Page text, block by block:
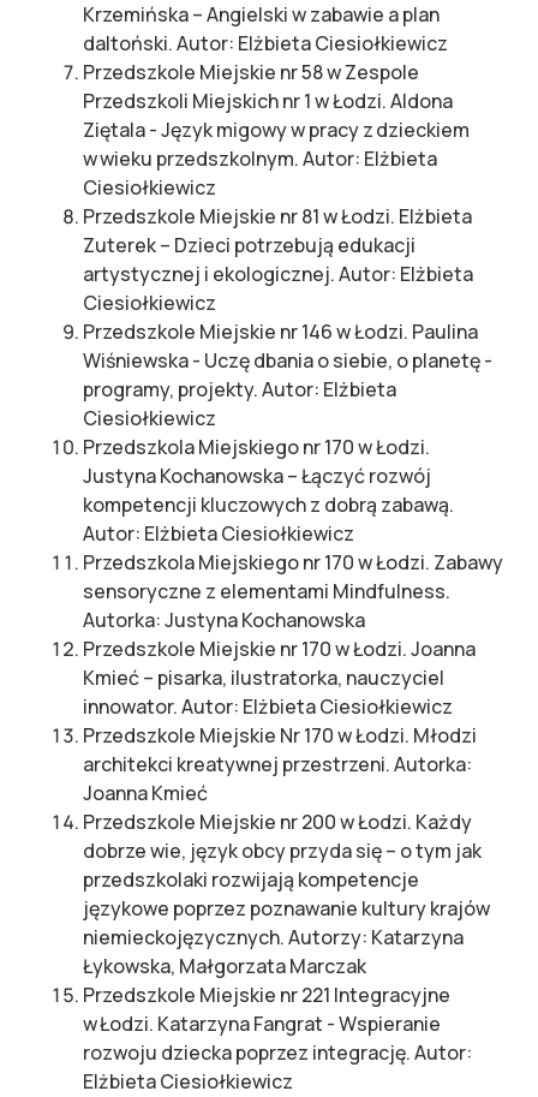
Krzemińska – Angielski w zabawie a plan
daltoński. Autor: Elżbieta Ciesiołkiewicz
Przedszkole Miejskie nr 58 w Zespole
Przedszkoli Miejskich nr 1 w Łodzi. Aldona
Ziętala - Język migowy w pracy z dzieckiem
w wieku przedszkolnym. Autor: Elżbieta
Ciesiołkiewicz
Przedszkole Miejskie nr 81 w Łodzi. Elżbieta
Zuterek – Dzieci potrzebują edukacji
artystycznej i ekologicznej. Autor: Elżbieta
Ciesiołkiewicz
Przedszkole Miejskie nr 146 w Łodzi. Paulina
Wiśniewska - Uczę dbania o siebie, o planetę -
programy, projekty. Autor: Elżbieta
Ciesiołkiewicz
Przedszkola Miejskiego nr 170 w Łodzi.
Justyna Kochanowska – Łączyć rozwój
kompetencji kluczowych z dobrą zabawą.
Autor: Elżbieta Ciesiołkiewicz
Przedszkola Miejskiego nr 170 w Łodzi. Zabawy
sensoryczne z elementami Mindfulness.
Autorka: Justyna Kochanowska
Przedszkole Miejskie nr 170 w Łodzi. Joanna
Kmieć – pisarka, ilustratorka, nauczyciel
innowator. Autor: Elżbieta Ciesiołkiewicz
Przedszkole Miejskie Nr 170 w Łodzi. Młodzi
architekci kreatywnej przestrzeni. Autorka:
Joanna Kmieć
Przedszkole Miejskie nr 200 w Łodzi. Każdy
dobrze wie, język obcy przyda się – o tym jak
przedszkolaki rozwijają kompetencje
językowe poprzez poznawanie kultury krajów
niemieckojęzycznych. Autorzy: Katarzyna
Łykowska, Małgorzata Marczak
Przedszkole Miejskie nr 221 Integracyjne
w Łodzi. Katarzyna Fangrat - Wspieranie
rozwoju dziecka poprzez integrację. Autor:
Elżbieta Ciesiołkiewicz